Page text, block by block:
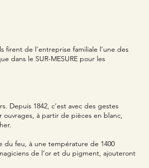
firent de l’entreprise familiale l’une des
dans le SUR-MESURE pour les
Depuis 1842, c’est avec des gestes
ouvrages, à partir de pièces en blanc,
du feu, à une température de 1400
de l’or et du pigment, ajouteront